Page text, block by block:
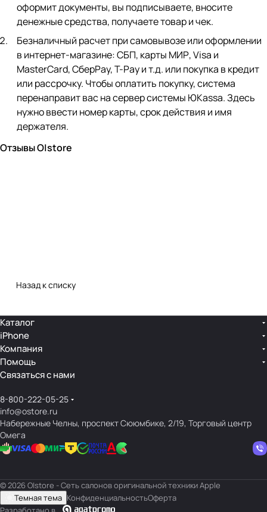
оформит документы, вы подписываете, вносите
денежные средства, получаете товар и чек.
Безналичный расчет при самовывозе или оформлении
в интернет-магазине: СБП, карты МИР, Visa и
MasterCard, СберPay, Т-Pay и т.д. или покупка в кредит
или рассрочку. Чтобы оплатить покупку, система
перенаправит вас на сервер системы ЮKassa. Здесь
нужно ввести номер карты, срок действия и имя
держателя.
Отзывы O|store
Назад к списку
Каталог
iPhone
Компания
Помощь
Связаться с нами
8-800-222-05-25
info@ostore.ru
Набережные Челны, проспект Сююмбике, 2/19, Торговый центр
Омега
© 2026 O|store - Сеть салонов оригинальной техники Apple
Темная тема КонфиденциальностьОферта